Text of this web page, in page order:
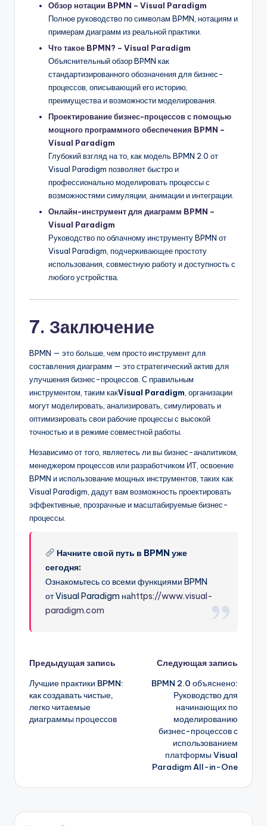
Обзор нотации BPMN – Visual Paradigm
Полное руководство по символам BPMN, нотациям и
примерам диаграмм из реальной практики.
Что такое BPMN? – Visual Paradigm
Объяснительный обзор BPMN как
стандартизированного обозначения для бизнес-
процессов, описывающий его историю,
преимущества и возможности моделирования.
Проектирование бизнес-процессов с помощью
мощного программного обеспечения BPMN –
Visual Paradigm
Глубокий взгляд на то, как модель BPMN 2.0 от
Visual Paradigm позволяет быстро и
профессионально моделировать процессы с
возможностями симуляции, анимации и интеграции.
Онлайн-инструмент для диаграмм BPMN –
Visual Paradigm
Руководство по облачному инструменту BPMN от
Visual Paradigm, подчеркивающее простоту
использования, совместную работу и доступность с
любого устройства.
7. Заключение
BPMN — это больше, чем просто инструмент для
составления диаграмм — это стратегический актив для
улучшения бизнес-процессов. С правильным
инструментом, таким какVisual Paradigm , организации
могут моделировать, анализировать, симулировать и
оптимизировать свои рабочие процессы с высокой
точностью и в режиме совместной работы.
Независимо от того, являетесь ли вы бизнес-аналитиком,
менеджером процессов или разработчиком ИТ, освоение
BPMN и использование мощных инструментов, таких как
Visual Paradigm, дадут вам возможность проектировать
эффективные, прозрачные и масштабируемые бизнес-
процессы.
Начните свой путь в BPMN уже
сегодня:
Ознакомьтесь со всеми функциями BPMN
от Visual Paradigm наhttps://www.visual-
paradigm.com
Навигация
записи
Предыдущая запись
Лучшие практики BPMN:
как создавать чистые,
легко читаемые
диаграммы процессов
Следующая запись
BPMN 2.0 объяснено:
Руководство для
начинающих по
моделированию
бизнес-процессов с
использованием
платформы Visual
Paradigm All-in-One